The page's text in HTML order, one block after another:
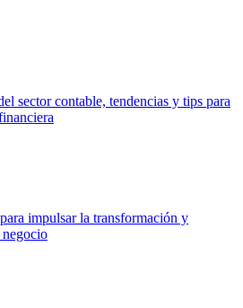
sector contable, tendencias y tips para
impulsar la transformación y